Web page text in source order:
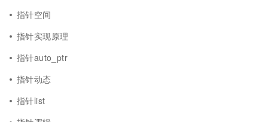
指针空间
指针实现原理
指针auto_ptr
指针动态
指针list